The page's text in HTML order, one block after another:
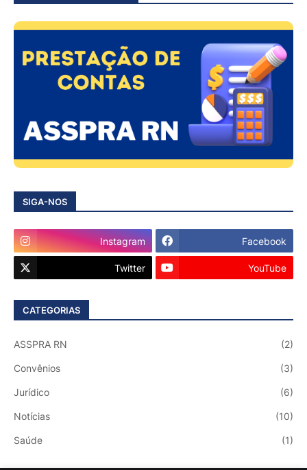
SIGA-NOS
Instagram Facebook
Twitter YouTube
CATEGORIAS
ASSPRA RN (2)
Convênios (3)
Jurídico (6)
Notícias (10)
Saúde (1)